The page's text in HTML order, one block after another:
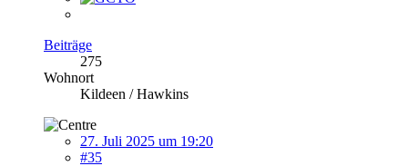
Beiträge
275
Wohnort
Kildeen / Hawkins
27. Juli 2025 um 19:20
#35